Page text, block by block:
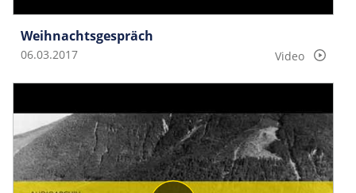
Weihnachtsgespräch
06.03.2017 Video